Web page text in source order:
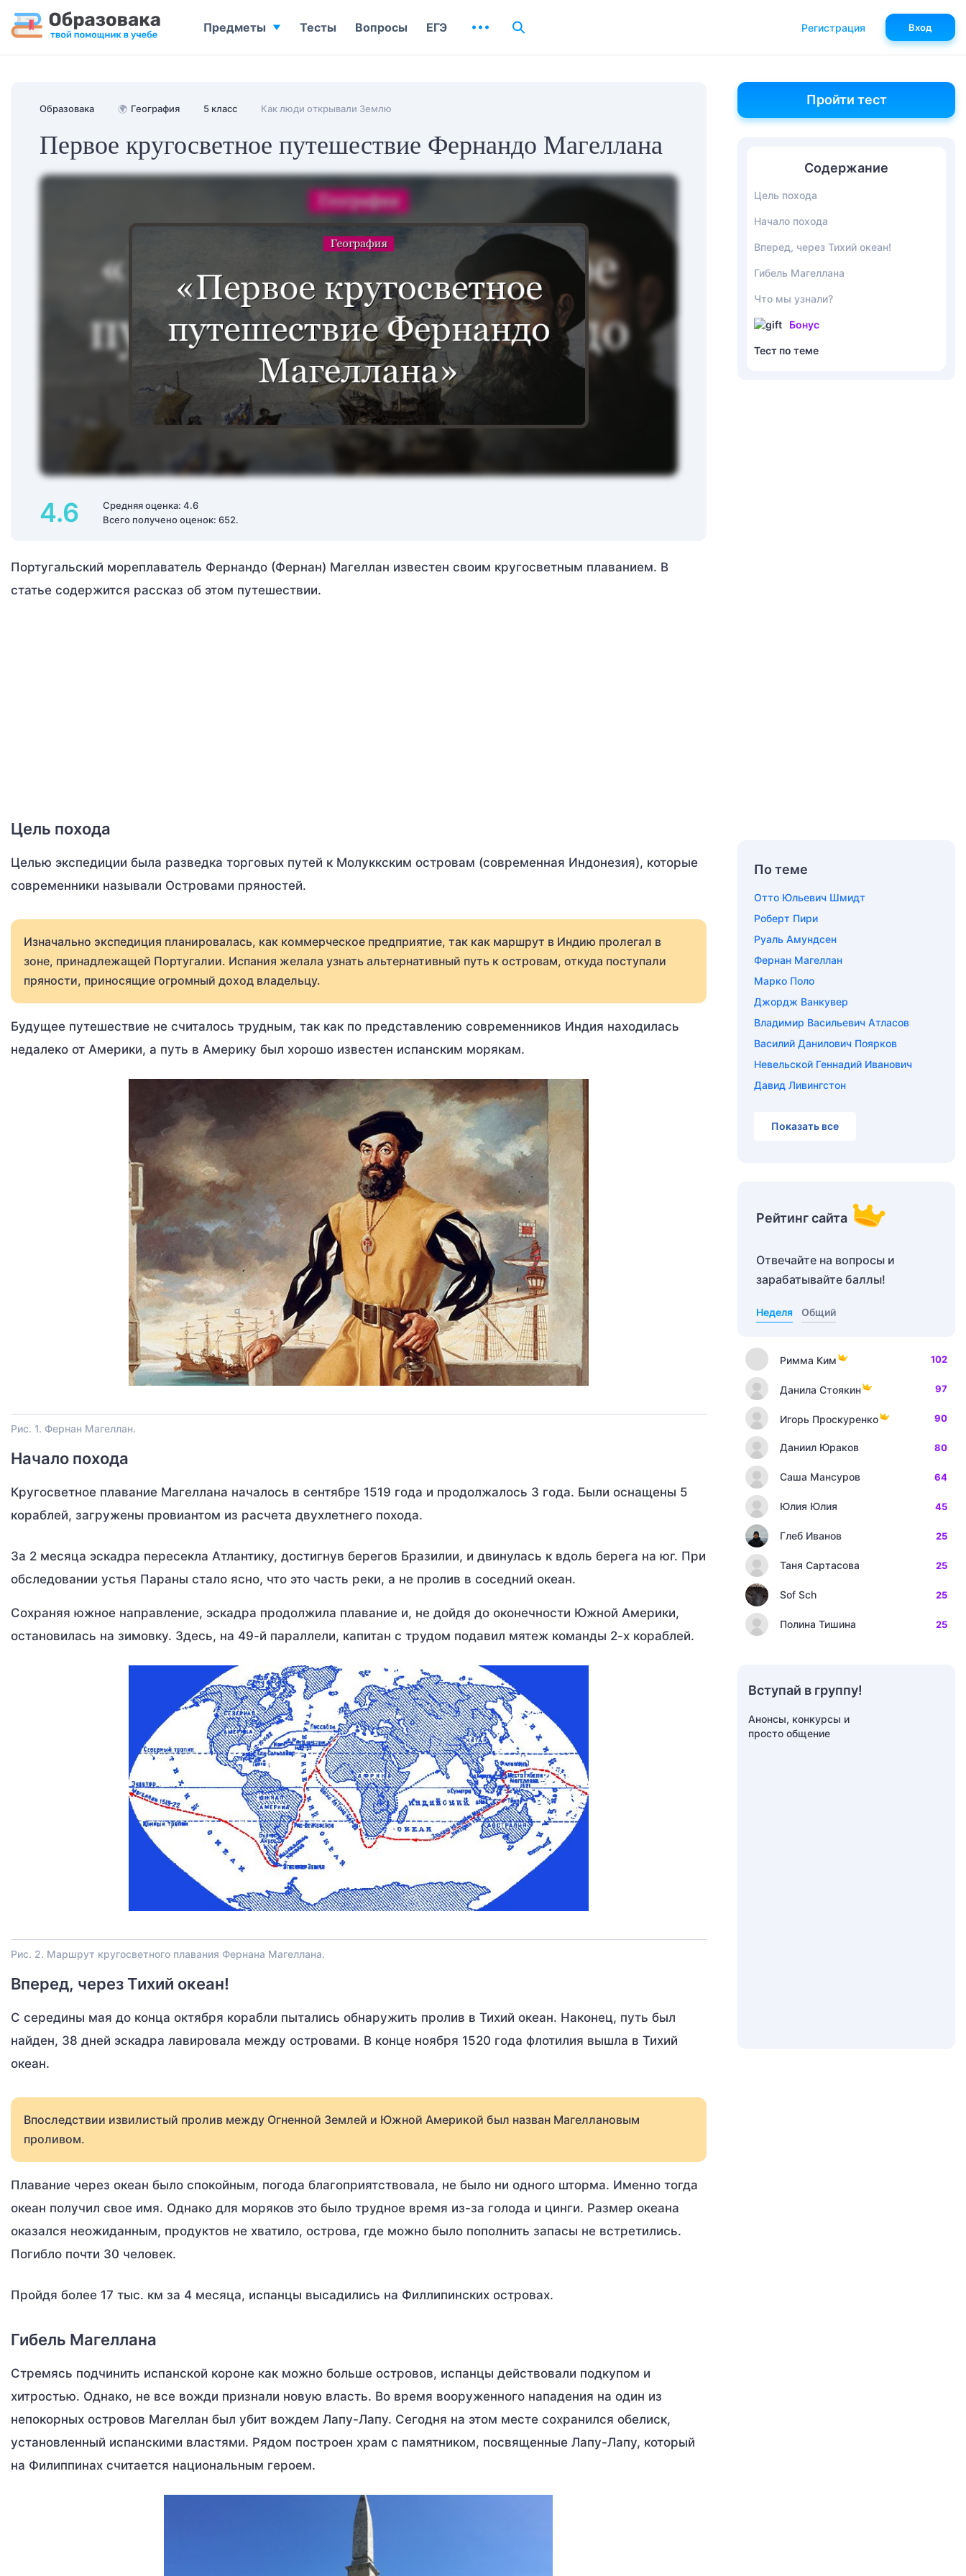
Образовака 🌍 География 5 класс Как люди открывали Землю
Первое кругосветное путешествие Фернандо Магеллана
4.6
Средняя оценка: 4.6
Всего получено оценок: 652.
Португальский мореплаватель Фернандо (Фернан) Магеллан известен своим кругосветным плаванием. В
статье содержится рассказ об этом путешествии.
Цель похода
Целью экспедиции была разведка торговых путей к Молуккским островам (современная Индонезия), которые
современники называли Островами пряностей.
Изначально экспедиция планировалась, как коммерческое предприятие, так как маршрут в Индию пролегал в
зоне, принадлежащей Португалии. Испания желала узнать альтернативный путь к островам, откуда поступали
пряности, приносящие огромный доход владельцу.
Будущее путешествие не считалось трудным, так как по представлению современников Индия находилась
недалеко от Америки, а путь в Америку был хорошо известен испанским морякам.
Рис. 1. Фернан Магеллан.
Начало похода
Кругосветное плавание Магеллана началось в сентябре 1519 года и продолжалось 3 года. Были оснащены 5
кораблей, загружены провиантом из расчета двухлетнего похода.
За 2 месяца эскадра пересекла Атлантику, достигнув берегов Бразилии, и двинулась к вдоль берега на юг. При
обследовании устья Параны стало ясно, что это часть реки, а не пролив в соседний океан.
Сохраняя южное направление, эскадра продолжила плавание и, не дойдя до оконечности Южной Америки,
остановилась на зимовку. Здесь, на 49-й параллели, капитан с трудом подавил мятеж команды 2-х кораблей.
Рис. 2. Маршрут кругосветного плавания Фернана Магеллана.
Вперед, через Тихий океан!
С середины мая до конца октября корабли пытались обнаружить пролив в Тихий океан. Наконец, путь был
найден, 38 дней эскадра лавировала между островами. В конце ноября 1520 года флотилия вышла в Тихий
океан.
Впоследствии извилистый пролив между Огненной Землей и Южной Америкой был назван Магеллановым
проливом.
Плавание через океан было спокойным, погода благоприятствовала, не было ни одного шторма. Именно тогда
океан получил свое имя. Однако для моряков это было трудное время из-за голода и цинги. Размер океана
оказался неожиданным, продуктов не хватило, острова, где можно было пополнить запасы не встретились.
Погибло почти 30 человек.
Пройдя более 17 тыс. км за 4 месяца, испанцы высадились на Филлипинских островах.
Гибель Магеллана
Стремясь подчинить испанской короне как можно больше островов, испанцы действовали подкупом и
хитростью. Однако, не все вожди признали новую власть. Во время вооруженного нападения на один из
непокорных островов Магеллан был убит вождем Лапу-Лапу. Сегодня на этом месте сохранился обелиск,
установленный испанскими властями. Рядом построен храм с памятником, посвященные Лапу-Лапу, который
на Филиппинах считается национальным героем.
Пройти тест
Содержание
Цель похода
Начало похода
Вперед, через Тихий океан!
Гибель Магеллана
Что мы узнали?
Бонус
Тест по теме
По теме
Отто Юльевич Шмидт
Роберт Пири
Руаль Амундсен
Фернан Магеллан
Марко Поло
Джордж Ванкувер
Владимир Васильевич Атласов
Василий Данилович Поярков
Невельской Геннадий Иванович
Давид Ливингстон
Показать все
Рейтинг сайта
Отвечайте на вопросы и
зарабатывайте баллы!
Неделя Общий
Римма Ким 102
Данила Стоякин 97
Игорь Проскуренко 90
Даниил Юраков 80
Саша Мансуров 64
Юлия Юлия 45
Глеб Иванов 25
Таня Сартасова 25
Sof Sch 25
Полина Тишина 25
Вступай в группу!
Анонсы, конкурсы и
просто общение
Предметы Тесты Вопросы ЕГЭ Регистрация Вход